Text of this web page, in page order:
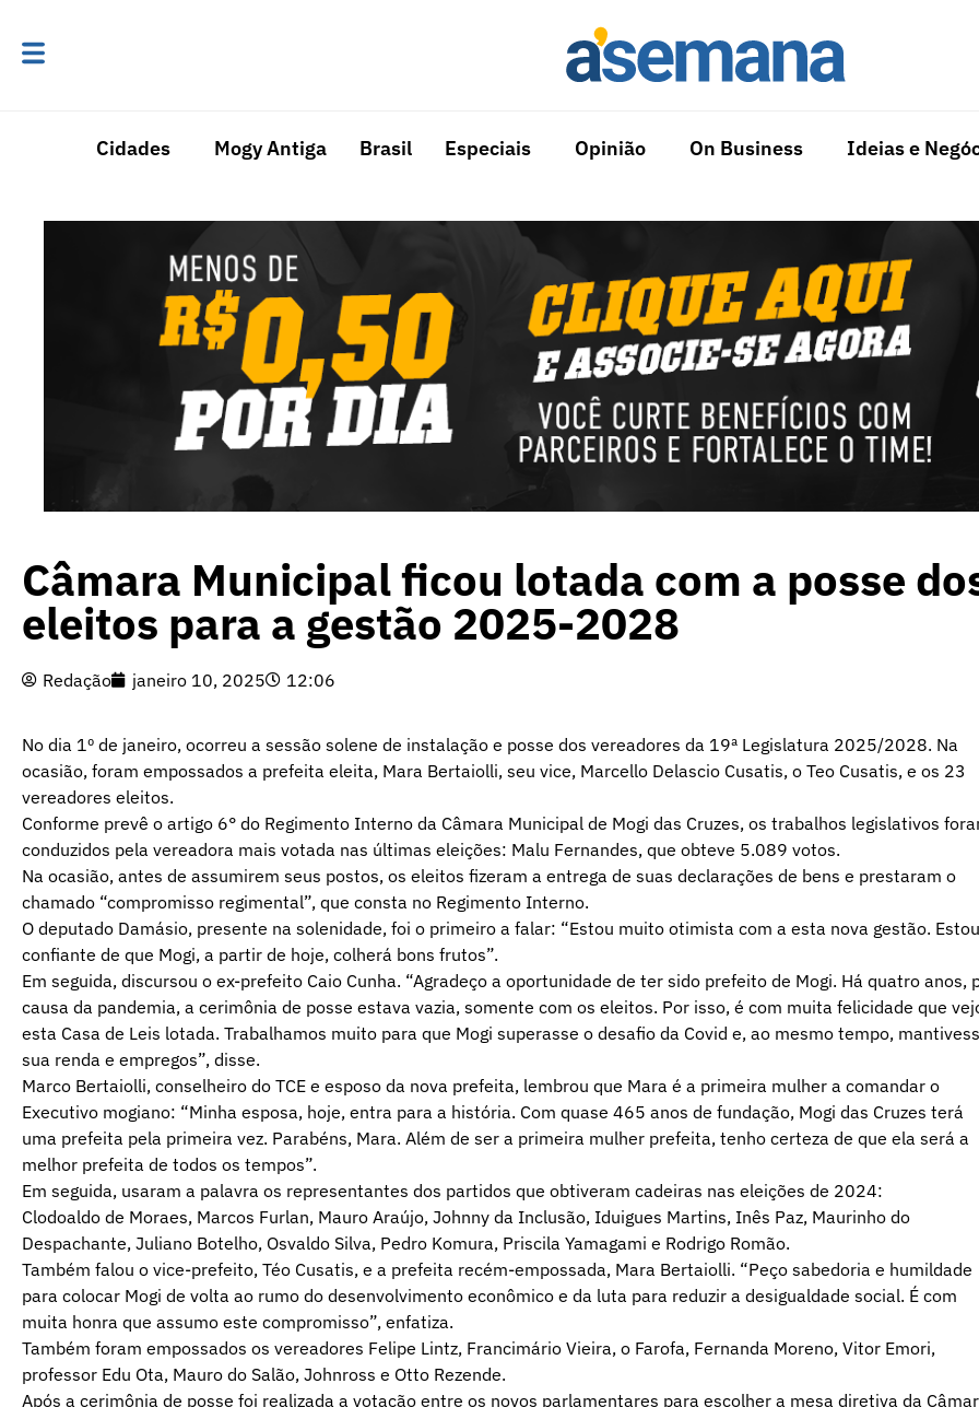
Cidades Mogy Antiga Brasil Especiais Opinião On Business Ideias e
Câmara Municipal ficou lotada com a posse
eleitos para a gestão 2025-2028
Redação janeiro 10, 2025 12:06
No dia 1º de janeiro, ocorreu a sessão solene de instalação e posse dos vereadores da 19ª Legislatura 2025/2028. Na
ocasião, foram empossados a prefeita eleita, Mara Bertaiolli, seu vice, Marcello Delascio Cusatis, o Teo Cusatis, e os 23
vereadores eleitos.
Conforme prevê o artigo 6° do Regimento Interno da Câmara Municipal de Mogi das Cruzes, os trabalhos legislativos
conduzidos pela vereadora mais votada nas últimas eleições: Malu Fernandes, que obteve 5.089 votos.
Na ocasião, antes de assumirem seus postos, os eleitos fizeram a entrega de suas declarações de bens e prestaram o
chamado “compromisso regimental”, que consta no Regimento Interno.
O deputado Damásio, presente na solenidade, foi o primeiro a falar: “Estou muito otimista com a esta nova gestão. Estou
confiante de que Mogi, a partir de hoje, colherá bons frutos”.
Em seguida, discursou o ex-prefeito Caio Cunha. “Agradeço a oportunidade de ter sido prefeito de Mogi. Há quatro anos,
causa da pandemia, a cerimônia de posse estava vazia, somente com os eleitos. Por isso, é com muita felicidade que
esta Casa de Leis lotada. Trabalhamos muito para que Mogi superasse o desafio da Covid e, ao mesmo tempo,
sua renda e empregos”, disse.
Marco Bertaiolli, conselheiro do TCE e esposo da nova prefeita, lembrou que Mara é a primeira mulher a comandar o
Executivo mogiano: “Minha esposa, hoje, entra para a história. Com quase 465 anos de fundação, Mogi das Cruzes terá
uma prefeita pela primeira vez. Parabéns, Mara. Além de ser a primeira mulher prefeita, tenho certeza de que ela será a
melhor prefeita de todos os tempos”.
Em seguida, usaram a palavra os representantes dos partidos que obtiveram cadeiras nas eleições de 2024:
Clodoaldo de Moraes, Marcos Furlan, Mauro Araújo, Johnny da Inclusão, Iduigues Martins, Inês Paz, Maurinho do
Despachante, Juliano Botelho, Osvaldo Silva, Pedro Komura, Priscila Yamagami e Rodrigo Romão.
Também falou o vice-prefeito, Téo Cusatis, e a prefeita recém-empossada, Mara Bertaiolli. “Peço sabedoria e humildade
para colocar Mogi de volta ao rumo do desenvolvimento econômico e da luta para reduzir a desigualdade social. É com
muita honra que assumo este compromisso”, enfatiza.
Também foram empossados os vereadores Felipe Lintz, Francimário Vieira, o Farofa, Fernanda Moreno, Vitor Emori,
professor Edu Ota, Mauro do Salão, Johnross e Otto Rezende.
Após a cerimônia de posse foi realizada a votação entre os novos parlamentares para escolher a mesa diretiva da